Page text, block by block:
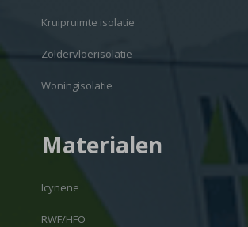
Kruipruimte isolatie
Zoldervloerisolatie
Woningisolatie
Materialen
Icynene
RWF/HFO